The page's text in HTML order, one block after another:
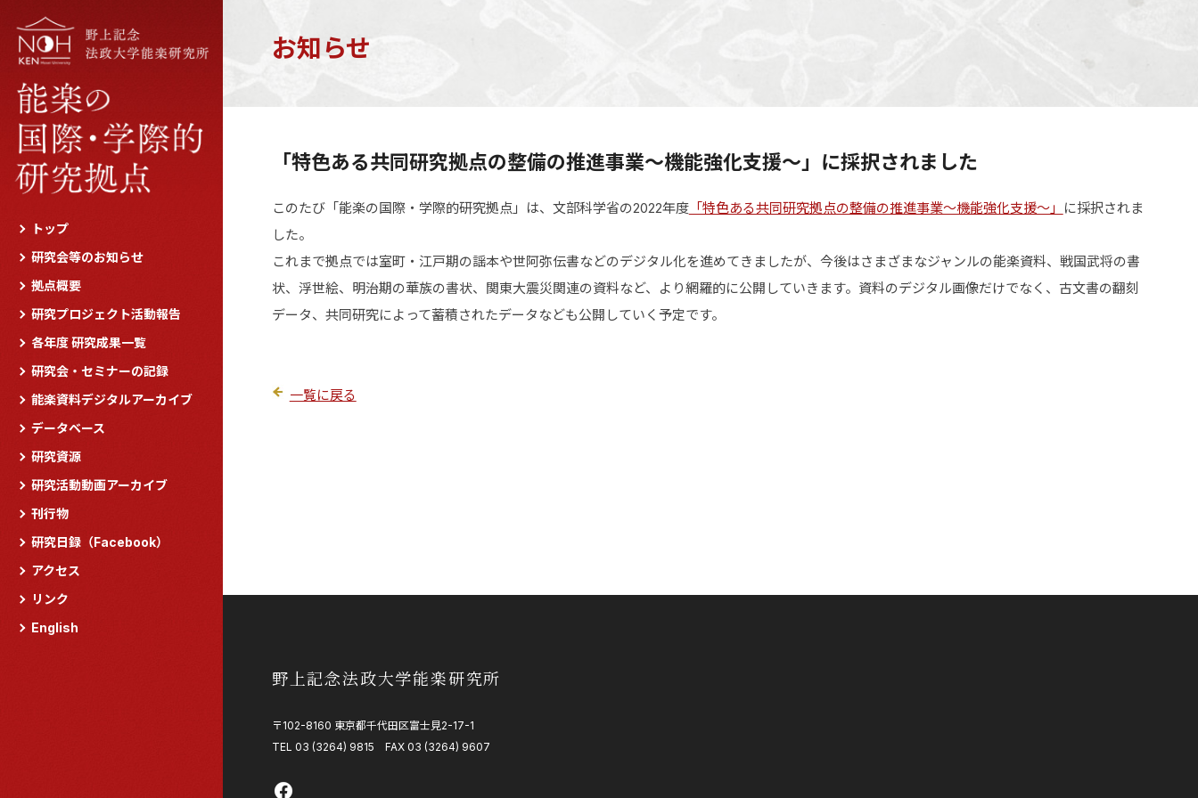
トップ
研究会等のお知らせ
拠点概要
研究プロジェクト活動報告
各年度 研究成果一覧
研究会・セミナーの記録
能楽資料デジタルアーカイブ
データベース
研究資源
研究活動動画アーカイブ
刊行物
研究日録（Facebook）
アクセス
リンク
English
お知らせ
「特色ある共同研究拠点の整備の推進事業～機能強化支援～」に採択されました
このたび「能楽の国際・学際的研究拠点」は、文部科学省の2022年度「特色ある共同研究拠点の整備の推進事業～機能強化支援～」 に採択されま
した。
これまで拠点では室町・江戸期の謡本や世阿弥伝書などのデジタル化を進めてきましたが、今後はさまざまなジャンルの能楽資料、戦国武将の書
状、浮世絵、明治期の華族の書状、関東大震災関連の資料など、より網羅的に公開していきます。資料のデジタル画像だけでなく、古文書の翻刻
データ、共同研究によって蓄積されたデータなども公開していく予定です。
一覧に戻る
野上記念法政大学能楽研究所
〒102-8160 東京都千代田区富士見2-17-1
TEL 03 (3264) 9815 FAX 03 (3264) 9607